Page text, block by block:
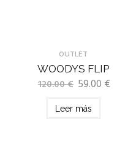
OUTLET
WOODYS FLIP
120.00€ 59.00 €
Leer más